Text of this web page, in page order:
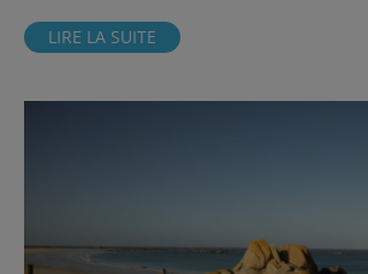
LIRE LA SUITE